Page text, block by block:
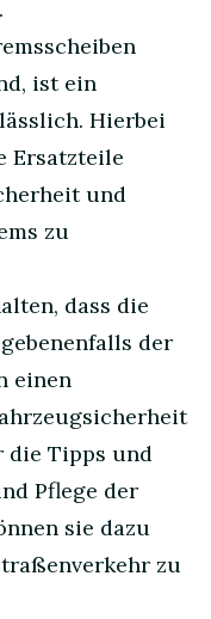
ist ein
Hierbei
Ersatzteile
und
zu
dass die
der
einen
die Tipps und
Pflege der
sie dazu
zu